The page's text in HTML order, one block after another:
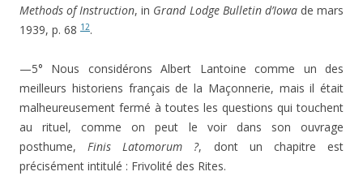
Methods of Instruction, in Grand Lodge Bulletin d’Iowade mars
1939, p. 68 12.
—5° Nous considérons Albert Lantoine comme un des
meilleurs historiens français de la Maçonnerie, mais il était
malheureusement fermé à toutes les questions qui touchent
au rituel, comme on peut le voir dans son ouvrage
posthume,Finis Latomorum ?, dont un chapitre est
précisément intitulé : Frivolité des Rites.